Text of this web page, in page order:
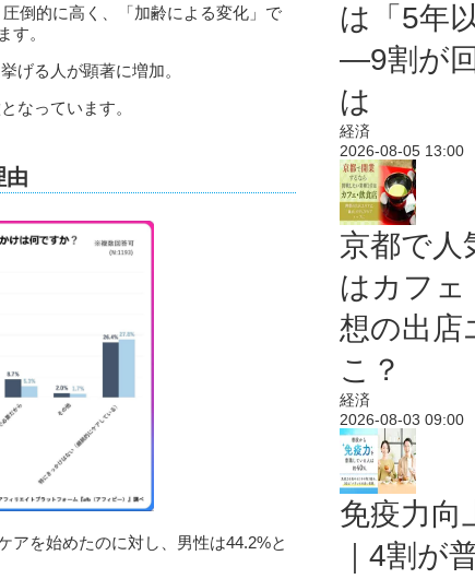
倒的に高く、「加齢による変化」で
す。
げる人が顕著に増加。
なっています。
由
アを始めたのに対し、男性は44.2%と
は「5年
―9割が
は
経済
2026-08-05 13:00
京都で人
はカフェ
想の出店
こ？
経済
2026-08-03 09:00
免疫力向
｜4割が